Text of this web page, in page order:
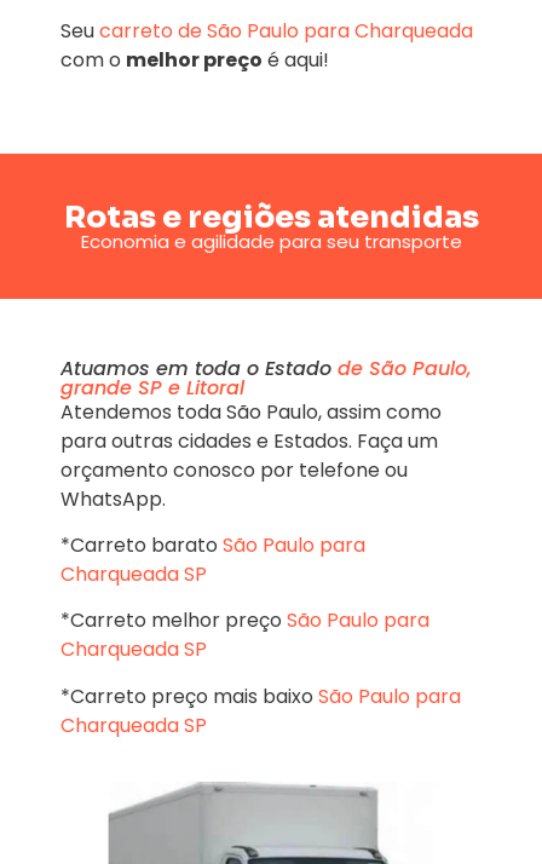
Seucarreto de São Paulo para Charqueada
com o melhor preço é aqui!
Rotas e regiões atendidas
Economia e agilidade para seu transporte
Atuamos em toda o Estado de São Paulo,
grande SP e Litoral
Atendemos toda São Paulo, assim como
para outras cidades e Estados. Faça um
orçamento conosco por telefone ou
WhatsApp.
*Carreto barato São Paulo para
Charqueada SP
*Carreto melhor preço São Paulo para
Charqueada SP
*Carreto preço mais baixo São Paulo para
Charqueada SP